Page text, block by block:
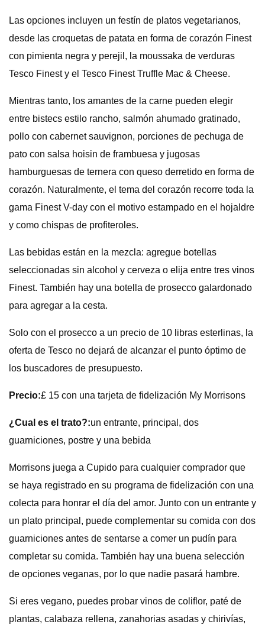
Las opciones incluyen un festín de platos vegetarianos,
desde las croquetas de patata en forma de corazón Finest
con pimienta negra y perejil, la moussaka de verduras
Tesco Finest y el Tesco Finest Truffle Mac & Cheese.
Mientras tanto, los amantes de la carne pueden elegir
entre bistecs estilo rancho, salmón ahumado gratinado,
pollo con cabernet sauvignon, porciones de pechuga de
pato con salsa hoisin de frambuesa y jugosas
hamburguesas de ternera con queso derretido en forma de
corazón. Naturalmente, el tema del corazón recorre toda la
gama Finest V-day con el motivo estampado en el hojaldre
y como chispas de profiteroles.
Las bebidas están en la mezcla: agregue botellas
seleccionadas sin alcohol y cerveza o elija entre tres vinos
Finest. También hay una botella de prosecco galardonado
para agregar a la cesta.
Solo con el prosecco a un precio de 10 libras esterlinas, la
oferta de Tesco no dejará de alcanzar el punto óptimo de
los buscadores de presupuesto.
Precio:£ 15 con una tarjeta de fidelización My Morrisons
¿Cual es el trato?:un entrante, principal, dos
guarniciones, postre y una bebida
Morrisons juega a Cupido para cualquier comprador que
se haya registrado en su programa de fidelización con una
colecta para honrar el día del amor. Junto con un entrante y
un plato principal, puede complementar su comida con dos
guarniciones antes de sentarse a comer un pudín para
completar su comida. También hay una buena selección
de opciones veganas, por lo que nadie pasará hambre.
Si eres vegano, puedes probar vinos de coliflor, paté de
plantas, calabaza rellena, zanahorias asadas y chirivías,